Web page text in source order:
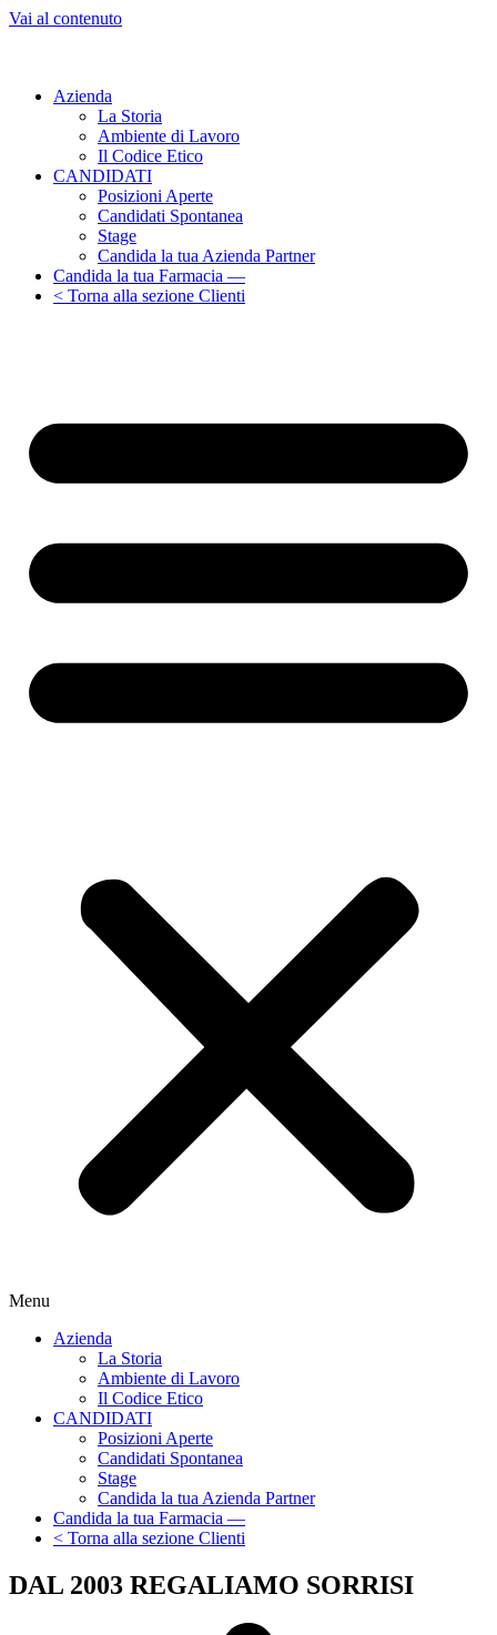
Vai al contenuto
Azienda
La Storia
Ambiente di Lavoro
Il Codice Etico
CANDIDATI
Posizioni Aperte
Candidati Spontanea
Stage
Candida la tua Azienda Partner
Candida la tua Farmacia —
< Torna alla sezione Clienti
Menu
Azienda
La Storia
Ambiente di Lavoro
Il Codice Etico
CANDIDATI
Posizioni Aperte
Candidati Spontanea
Stage
Candida la tua Azienda Partner
Candida la tua Farmacia —
< Torna alla sezione Clienti
DAL 2003 REGALIAMO SORRISI